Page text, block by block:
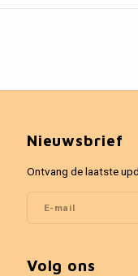
Nieuwsbrief
Ontvang de laatste
Volg ons